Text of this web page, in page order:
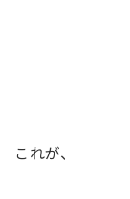
これが、